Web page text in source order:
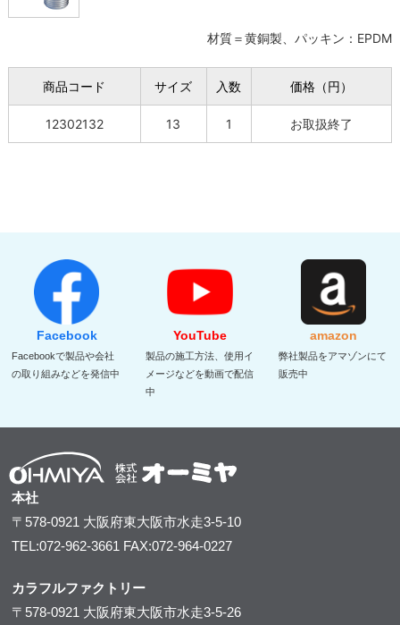
材質＝黄銅製、パッキン：EPDM
商品コード サイズ 入数 価格（円）
12302132 13 1 お取扱終了
Facebook
Facebookで製品や会社
の取り組みなどを発信中
YouTube
製品の施工方法、使用イ
メージなどを動画で配信
中
amazon
弊社製品をアマゾンにて
販売中
本社
〒578-0921 大阪府東大阪市水走3-5-10
TEL:072-962-3661 FAX:072-964-0227
カラフルファクトリー
〒578-0921 大阪府東大阪市水走3-5-26